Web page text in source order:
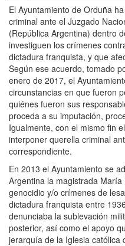
El Ayuntamiento de Orduña
criminal ante el Juzgado
(República Argentina) dentro
investiguen los crímenes
dictadura franquista, y que
Según ese acuerdo, tomado
enero de 2017, el
circunstancias en que fueron
quiénes fueron sus
proceda a su imputación,
Igualmente, con el mismo fin
interponer querella criminal
correspondiente.
En 2013 el Ayuntamiento se
Argentina la magistrada
genocidio y/o crímenes de
dictadura franquista entre
denunciaba la sublevación
posterior, así como el apoyo
jerarquía de la Iglesia católica